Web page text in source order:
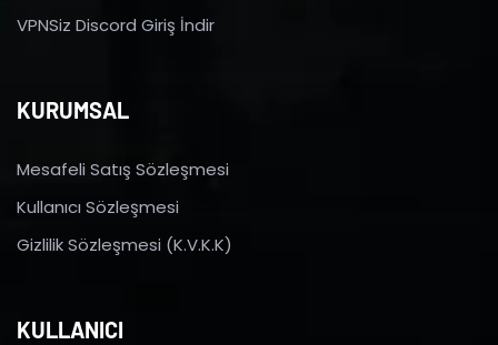
VPNSiz Discord Giriş İndir
KURUMSAL
Mesafeli Satış Sözleşmesi
Kullanıcı Sözleşmesi
Gizlilik Sözleşmesi (K.V.K.K)
KULLANICI